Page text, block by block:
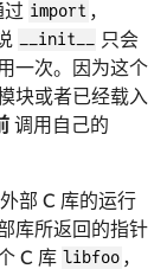
过 import ，
__init__ 只会
一次。因为这个
块或者已经载入
调用自己的
部 C 库的运行
库所返回的指针
C 库 libfoo ，